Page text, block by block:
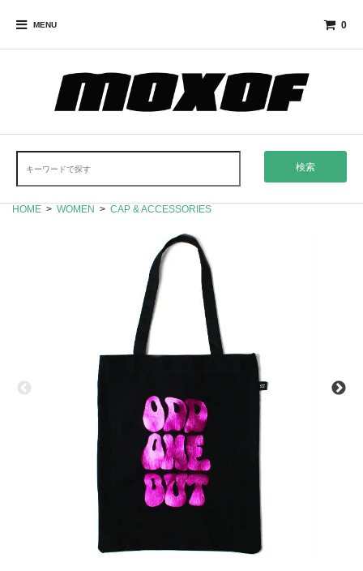
MENU 0
検索
HOME > WOMEN > CAP & ACCESSORIES